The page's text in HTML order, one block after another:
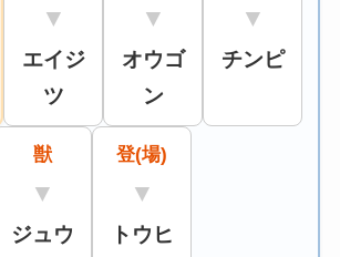
▼
エイジ
ツ
▼
オウゴ
ン
▼
チンピ
獣
▼
ジュウ
登(場)
▼
トウヒ